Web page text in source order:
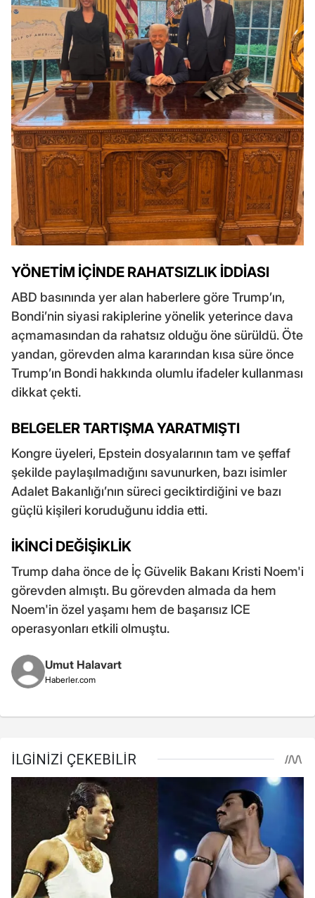
YÖNETİM İÇİNDE RAHATSIZLIK İDDİASI
ABD basınında yer alan haberlere göre Trump’ın,
Bondi’nin siyasi rakiplerine yönelik yeterince dava
açmamasından da rahatsız olduğu öne sürüldü. Öte
yandan, görevden alma kararından kısa süre önce
Trump’ın Bondi hakkında olumlu ifadeler kullanması
dikkat çekti.
BELGELER TARTIŞMA YARATMIŞTI
Kongre üyeleri, Epstein dosyalarının tam ve şeffaf
şekilde paylaşılmadığını savunurken, bazı isimler
Adalet Bakanlığı’nın süreci geciktirdiğini ve bazı
güçlü kişileri koruduğunu iddia etti.
İKİNCİ DEĞİŞİKLİK
Trump daha önce de İç Güvelik Bakanı Kristi Noem'i
görevden almıştı. Bu görevden almada da hem
Noem'in özel yaşamı hem de başarısız ICE
operasyonları etkili olmuştu.
Umut Halavart
Haberler.com